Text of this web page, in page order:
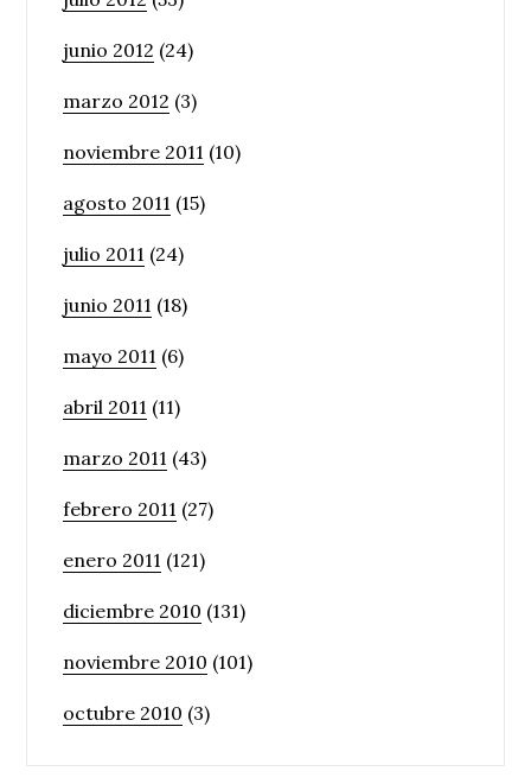
junio 2012 (24)
marzo 2012 (3)
noviembre 2011 (10)
agosto 2011 (15)
julio 2011 (24)
junio 2011 (18)
mayo 2011 (6)
abril 2011 (11)
marzo 2011 (43)
febrero 2011 (27)
enero 2011 (121)
diciembre 2010 (131)
noviembre 2010 (101)
octubre 2010 (3)